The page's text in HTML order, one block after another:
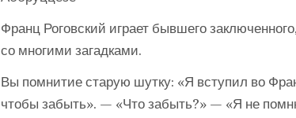
Франц Роговский играет бывшего
со многими загадками.
Вы помнитие старую шутку: «Я вступил во
чтобы забыть». — «Что забыть?» — «Я не